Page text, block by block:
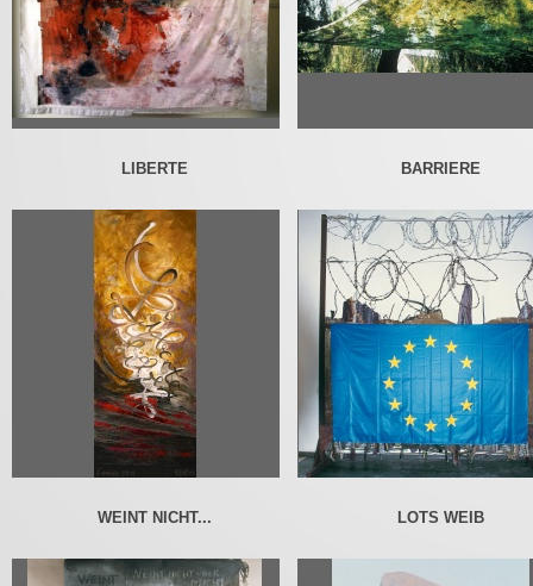
LIBERTE BARRIERE
WEINT NICHT... LOTS WEIB